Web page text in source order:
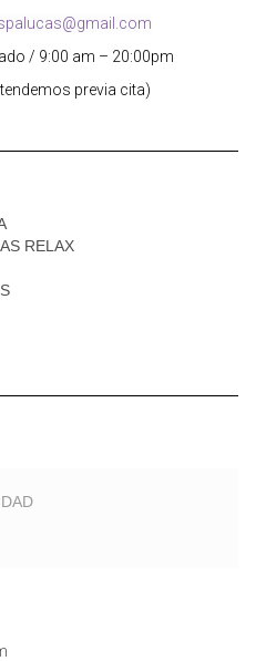
/ 9:00 am – 20:00pm
previa cita)
RELAX